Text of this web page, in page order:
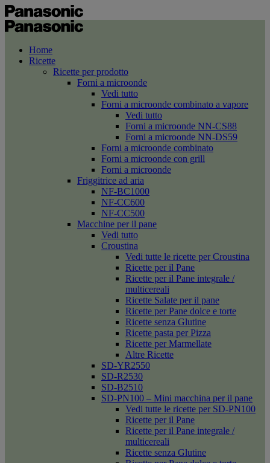
Home
Ricette
Ricette per prodotto
Forni a microonde
Vedi tutto
Forni a microonde combinato a vapore
Vedi tutto
Forni a microonde NN-CS88
Forni a microonde NN-DS59
Forni a microonde combinato
Forni a microonde con grill
Forni a microonde
Friggitrice ad aria
NF-BC1000
NF-CC600
NF-CC500
Macchine per il pane
Vedi tutto
Croustina
Vedi tutte le ricette per Croustina
Ricette per il Pane
Ricette per il Pane integrale /
multicereali
Ricette Salate per il pane
Ricette per Pane dolce e torte
Ricette senza Glutine
Ricette pasta per Pizza
Ricette per Marmellate
Altre Ricette
SD-YR2550
SD-R2530
SD-B2510
SD-PN100 – Mini macchina per il pane
Vedi tutte le ricette per SD-PN100
Ricette per il Pane
Ricette per il Pane integrale /
multicereali
Ricette senza Glutine